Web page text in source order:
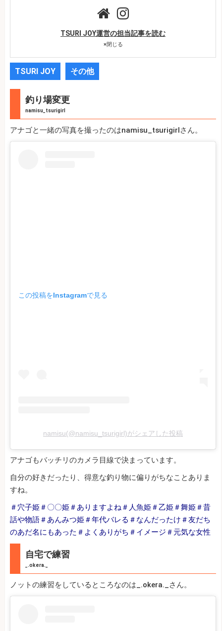
TSURI JOY運営の担当記事を読む
×閉じる
TSURI JOY その他
釣り場変更
namisu_tsurigirl
アナゴと一緒の写真を撮ったのはnamisu_tsurigirlさん。
この投稿をInstagramで見る
namisu(@namisu_tsurigirl)がシェアした投稿
アナゴもバッチリのカメラ目線で決まっています。
自分の好きだったり、得意な釣り物に偏りがちなことありま
すね。
＃穴子姫＃〇〇姫＃ありますよね＃人魚姫＃乙姫＃舞姫＃昔
話や物語＃あんみつ姫＃年代バレる＃なんだったけ＃友だち
のあだ名にもあった＃よくありがち＃イメージ＃元気な女性
自宅で練習
_.okera._
ノットの練習をしているところなのは_.okera._さん。